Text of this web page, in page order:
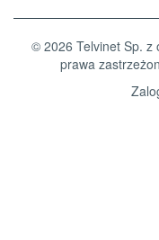
© 2026 Telvinet Sp. z
prawa